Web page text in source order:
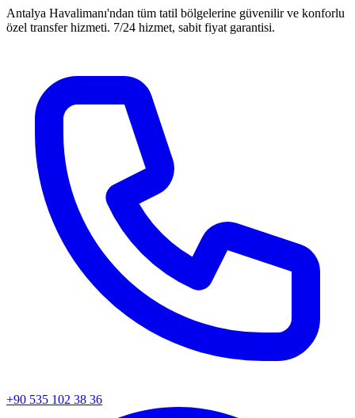
Antalya Havalimanı'ndan tüm tatil bölgelerine güvenilir ve konforlu
özel transfer hizmeti. 7/24 hizmet, sabit fiyat garantisi.
+90 535 102 38 36